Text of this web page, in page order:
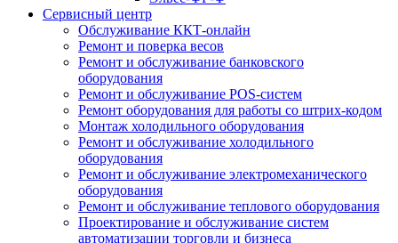
Сервисный центр
Обслуживание ККТ-онлайн
Ремонт и поверка весов
Ремонт и обслуживание банковского
оборудования
Ремонт и обслуживание POS-систем
Ремонт оборудования для работы со штрих-кодом
Монтаж холодильного оборудования
Ремонт и обслуживание холодильного
оборудования
Ремонт и обслуживание электромеханического
оборудования
Ремонт и обслуживание теплового оборудования
Проектирование и обслуживание систем
автоматизации торговли и бизнеса